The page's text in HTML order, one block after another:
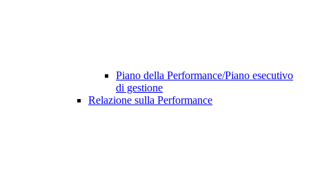
Piano della Performance/Piano esecutivo
di gestione
Relazione sulla Performance